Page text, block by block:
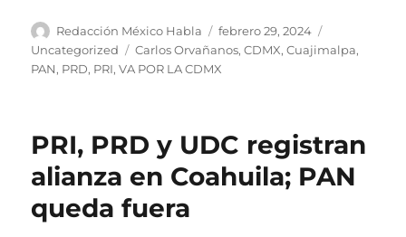
A
u
Redacción México Habla
P
u
b
a
o
febrero 29, 2024
a
r
a
Uncategorized
E
t
e
a
s
Carlos Orvañanos,CDMX,Cuajimalpa,
PAN, PRD, PRI,VA POR LA CDMX
PRI, PRD y UDC registran
alianza en Coahuila; PAN
queda fuera